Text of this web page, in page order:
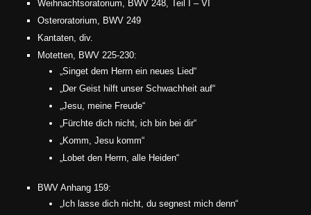
Weihnachtsoratorium, BWV 248, Teil I – VI
Osteroratorium, BWV 249
Kantaten, div.
Motetten, BWV 225-230:
„Singet dem Herrn ein neues Lied“
„Der Geist hilft unser Schwachheit auf“
„Jesu, meine Freude“
„Fürchte dich nicht, ich bin bei dir“
„Komm, Jesu komm“
„Lobet den Herrn, alle Heiden“
BWV Anhang 159:
„Ich lasse dich nicht, du segnest mich denn“